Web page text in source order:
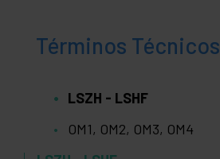
Términos Técnicos
LSZH - LSHF
OM1, OM2, OM3, OM4